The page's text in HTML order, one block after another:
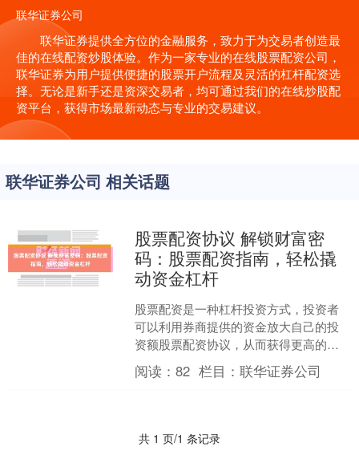
联华证券公司
联华证券提供全方位的金融服务，致力于为交易者创造最
佳的在线配资炒股体验。作为一家专业的在线股票配资公司，
联华证券为用户提供便捷的股票开户流程及灵活的杠杆配资选
择。无论是新手还是资深交易者，均可通过我们的在线炒股配
资平台，获得市场最新动态与专业的交易建议。
联华证券公司 相关话题
股票配资协议 解锁财富密
码：股票配资指南，轻松撬
动资金杠杆
股票配资是一种杠杆投资方式，投资者
可以利用券商提供的资金放大自己的投
资额股票配资协议，从而获得更高的收
益。但配资也存在风险，需要谨慎操
作。 对于投资者而言，线上....
阅读：82 栏目：联华证券公司
共 1 页/1 条记录